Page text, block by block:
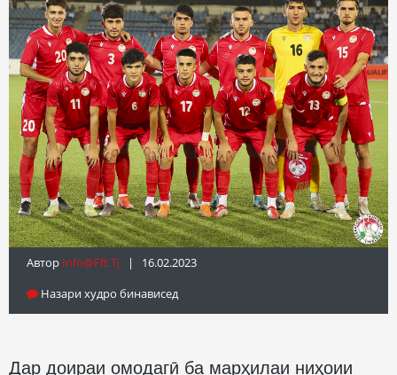
Автор Info@fft.tj | 16.02.2023
Назари худро бинависед
Дар доираи омодагӣ ба марҳилаи ниҳоии